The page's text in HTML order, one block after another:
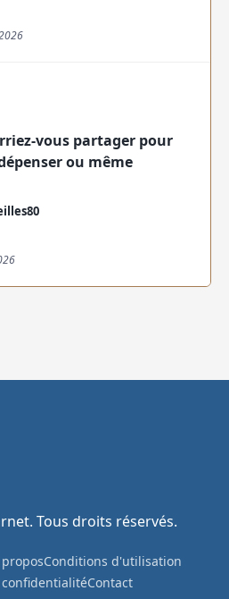
vous partager pour
ou même
Tous droits réservés.
Conditions d'utilisation
Contact